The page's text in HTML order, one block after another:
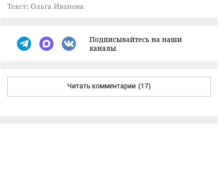
Текст: Ольга Иванова
Подписывайтесь на наши
каналы
Читать комментарии (17)